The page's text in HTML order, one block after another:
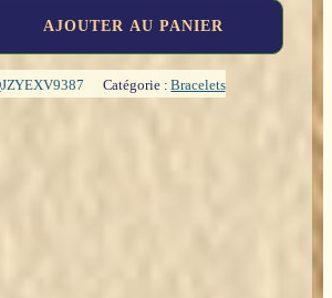
AJOUTER AU PANIER
Catégorie :Bracelets